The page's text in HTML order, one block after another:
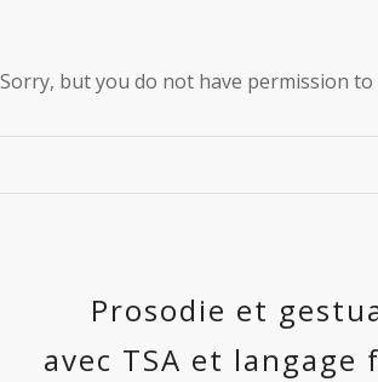
Sorry, but you do not have permission
Prosodie et
avec TSA et